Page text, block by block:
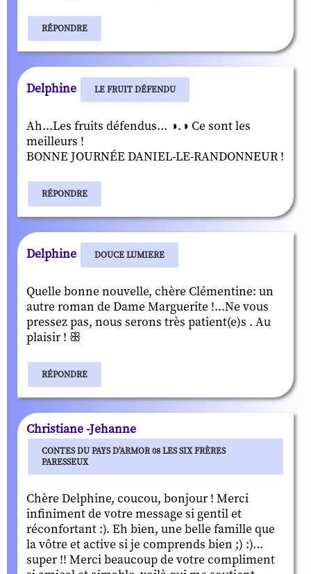
RÉPONDRE
Delphine LE FRUIT DÉFENDU
Ah...Les fruits défendus... ◑.◑ Ce sont les
meilleurs !
BONNE JOURNÉE DANIEL-LE-RANDONNEUR !
RÉPONDRE
Delphine DOUCE LUMIERE
Quelle bonne nouvelle, chère Clémentine: un
autre roman de Dame Marguerite !...Ne vous
pressez pas, nous serons très patient(e)s . Au
plaisir ! ꕥ
RÉPONDRE
Christiane -Jehanne
CONTES DU PAYS D’ARMOR 08 LES SIX FRÈRES
PARESSEUX
Chère Delphine, coucou, bonjour ! Merci
infiniment de votre message si gentil et
réconfortant :). Eh bien, une belle famille que
la vôtre et active si je comprends bien ;) :)...
super !! Merci beaucoup de votre compliment